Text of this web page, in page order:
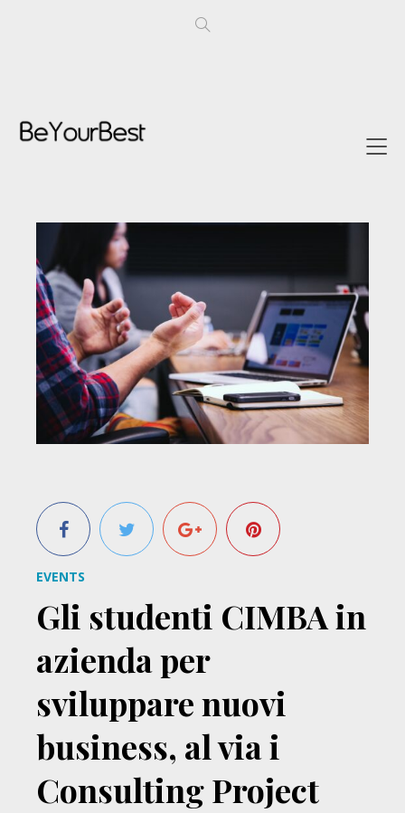
EVENTS
Gli studenti CIMBA in
azienda per
sviluppare nuovi
business, al via i
Consulting Project